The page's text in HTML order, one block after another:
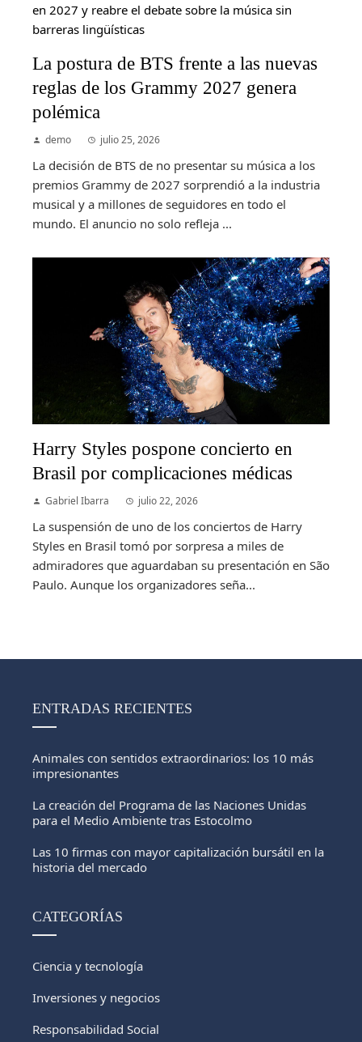
La postura de BTS frente a las nuevas
reglas de los Grammy 2027 genera
polémica
demo julio 25, 2026
La decisión de BTS de no presentar su música a los
premios Grammy de 2027 sorprendió a la industria
musical y a millones de seguidores en todo el
mundo. El anuncio no solo refleja ...
Harry Styles pospone concierto en
Brasil por complicaciones médicas
Gabriel Ibarra julio 22, 2026
La suspensión de uno de los conciertos de Harry
Styles en Brasil tomó por sorpresa a miles de
admiradores que aguardaban su presentación en São
Paulo. Aunque los organizadores seña...
ENTRADAS RECIENTES
Animales con sentidos extraordinarios: los 10 más
impresionantes
La creación del Programa de las Naciones Unidas
para el Medio Ambiente tras Estocolmo
Las 10 firmas con mayor capitalización bursátil en la
historia del mercado
CATEGORÍAS
Ciencia y tecnología
Inversiones y negocios
Responsabilidad Social